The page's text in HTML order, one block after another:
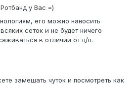
у Вас =)
его можно наносить
сеток и не будет ничего
в отличии от ц/п.
замешать чуток и посмотреть как